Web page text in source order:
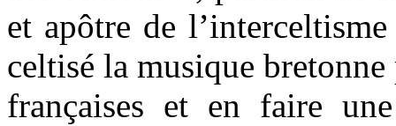
et apôtre de
celtisé la musique
françaises et en faire